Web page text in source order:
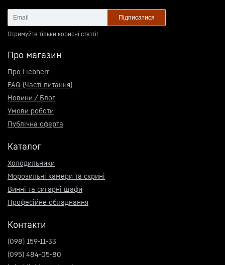
Підписатися
Отримуйте тільки корисні статті!
Про магазин
Про Liebherr
FAQ (Часті питання)
Новини / Блог
Умови роботи
Публічна оферта
Каталог
Холодильники
Морозильні камери та скрині
Винні та сигарні шафи
Професійне обладнання
Контакти
(098) 159-11-33
(095) 484-05-80